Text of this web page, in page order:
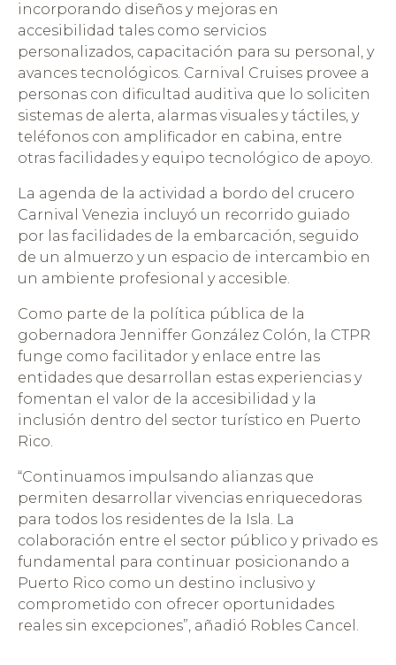
incorporando diseños y mejoras en
accesibilidad tales como servicios
personalizados, capacitación para su personal, y
avances tecnológicos. Carnival Cruises provee a
personas con dificultad auditiva que lo soliciten
sistemas de alerta, alarmas visuales y táctiles, y
teléfonos con amplificador en cabina, entre
otras facilidades y equipo tecnológico de apoyo.
La agenda de la actividad a bordo del crucero
Carnival Venezia incluyó un recorrido guiado
por las facilidades de la embarcación, seguido
de un almuerzo y un espacio de intercambio en
un ambiente profesional y accesible.
Como parte de la política pública de la
gobernadora Jenniffer González Colón, la CTPR
funge como facilitador y enlace entre las
entidades que desarrollan estas experiencias y
fomentan el valor de la accesibilidad y la
inclusión dentro del sector turístico en Puerto
Rico.
“Continuamos impulsando alianzas que
permiten desarrollar vivencias enriquecedoras
para todos los residentes de la Isla. La
colaboración entre el sector público y privado es
fundamental para continuar posicionando a
Puerto Rico como un destino inclusivo y
comprometido con ofrecer oportunidades
reales sin excepciones”, añadió Robles Cancel.